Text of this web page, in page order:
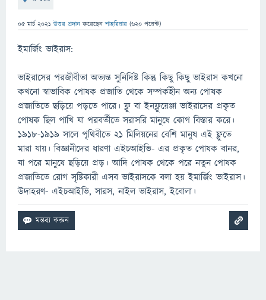
05 মার্চ 2021 উত্তর প্রদান করেছেনশাহরিয়ার (620 পয়েন্ট)
ইমার্জিং ভাইরাস:
ভাইরাসের পরজীবীতা অত্যন্ত সুনির্দিষ্ট কিন্তু কিছু কিছু ভাইরাস কখনো
কখনো স্বাভাবিক পোষক প্রজাতি থেকে সম্পর্কহীন অন্য পোষক
প্রজাতিতে ছড়িয়ে পড়তে পারে। ফ্লু বা ইনফ্লুয়েঞ্জা ভাইরাসের প্রকৃত
পোষক ছিল পাখি যা পরবর্তীতে সরাসরি মানুষে কোগ বিস্তার করে।
১৯১৮-১৯১৯ সালে পৃথিবীতে ২১ মিলিয়নের বেশি মানুষ এই ফ্লুতে
মারা যায়। বিজ্ঞানীদের ধারণা এইচআইভি- এর প্রকৃত পোষক বানর,
যা পরে মানুষে ছড়িয়ে প্রড়। আদি পোষক থেকে পরে নতুন পোষক
প্রজাতিতে রোগ সৃষ্টিকারী এসব ভাইরাসকে বলা হয় ইমার্জিং ভাইরাস।
উদাহরণ- এইচআইভি, সারস, নাইল ভাইরাস, ইবোলা।